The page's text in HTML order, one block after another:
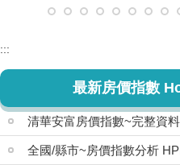
:::
最新房價指數
清華安富房價指數~完整資
全國/縣市~房價指數分析